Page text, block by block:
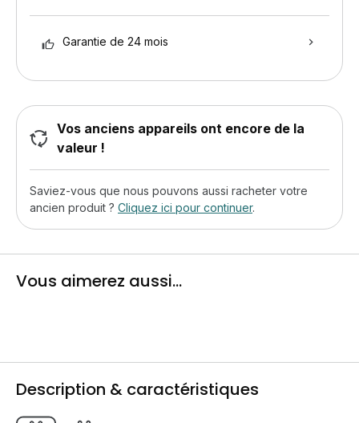
Garantie de 24 mois
Vos anciens appareils ont encore de la
valeur !
Saviez-vous que nous pouvons aussi racheter votre
ancien produit ? Cliquez ici pour continuer.
Vous aimerez aussi...
Description & caractéristiques